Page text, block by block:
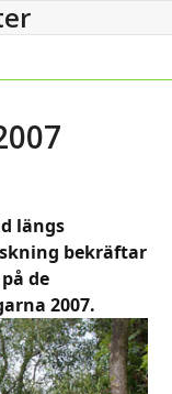
längs
bekräftar
de
2007.